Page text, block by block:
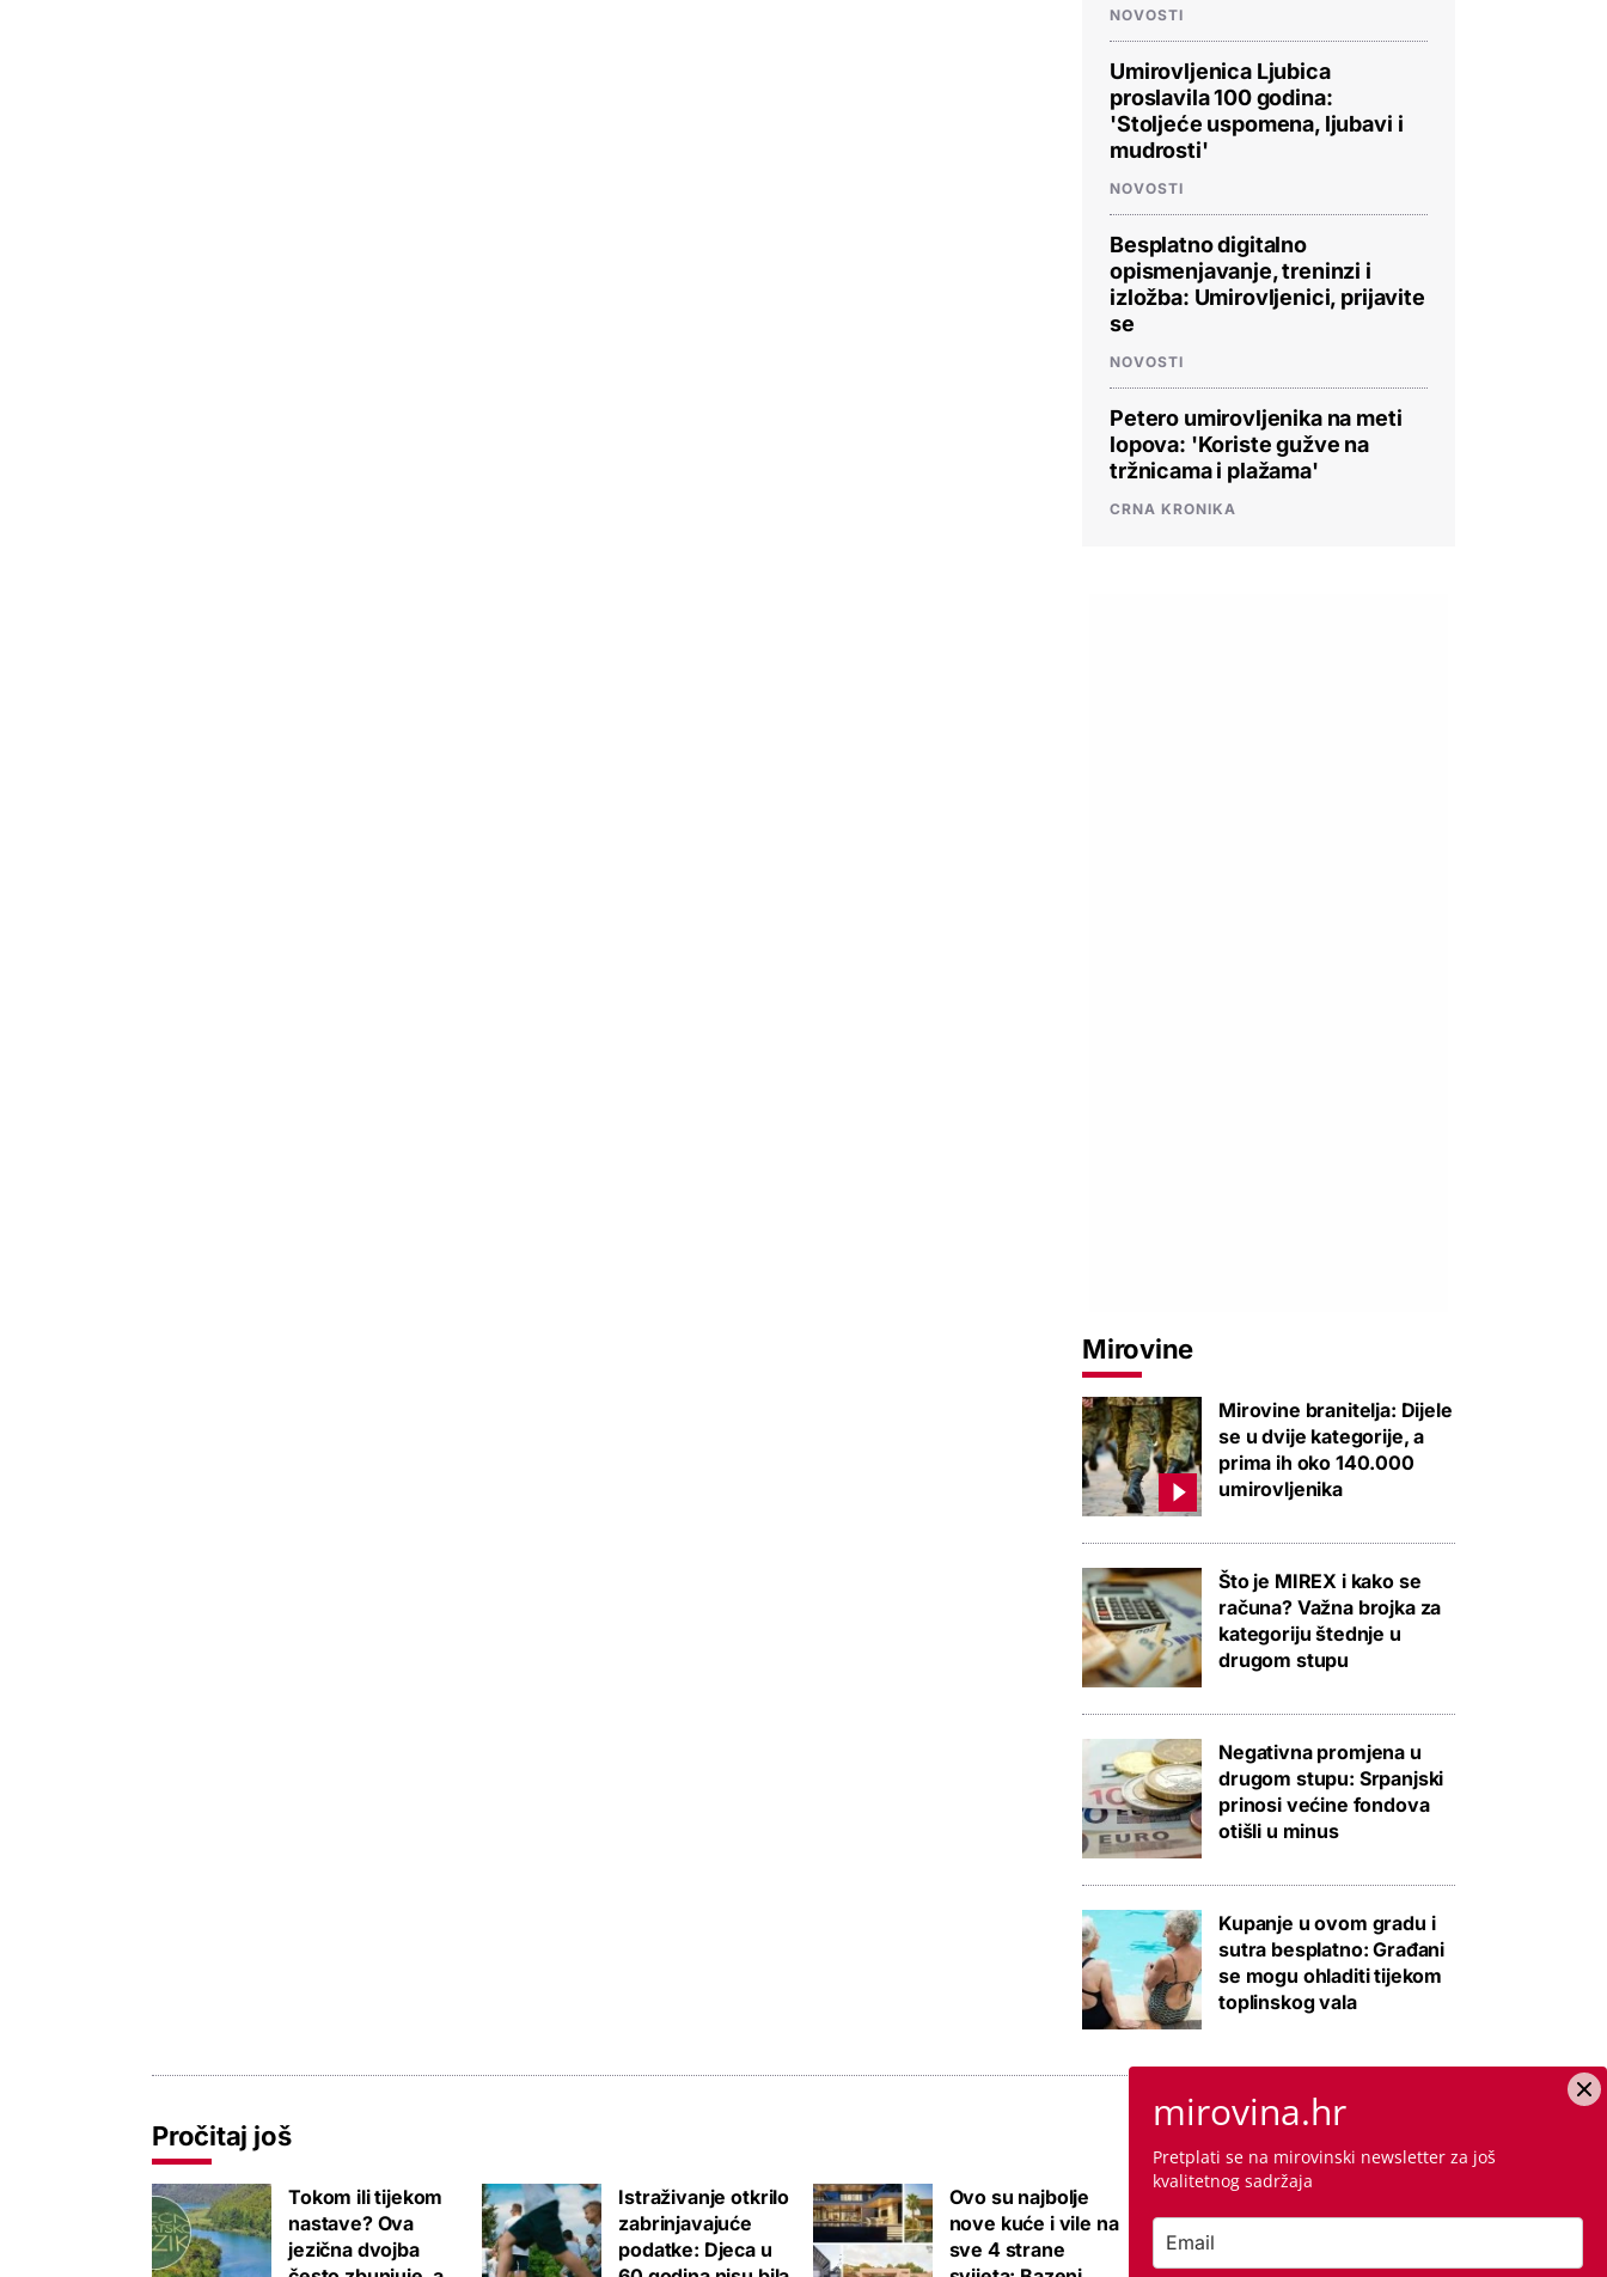
NOVOSTI
Umirovljenica Ljubica
proslavila 100 godina:
'Stoljeće uspomena, ljubavi i
mudrosti'
NOVOSTI
Besplatno digitalno
opismenjavanje, treninzi i
izložba: Umirovljenici, prijavite
se
NOVOSTI
Petero umirovljenika na meti
lopova: 'Koriste gužve na
tržnicama i plažama'
CRNA KRONIKA
Mirovine
Mirovine branitelja: Dijele
se u dvije kategorije, a
prima ih oko 140.000
umirovljenika
Što je MIREX i kako se
računa? Važna brojka za
kategoriju štednje u
drugom stupu
Negativna promjena u
drugom stupu: Srpanjski
prinosi većine fondova
otišli u minus
Kupanje u ovom gradu i
sutra besplatno: Građani
se mogu ohladiti tijekom
toplinskog vala
Pročitaj još
Tokom ili tijekom
nastave? Ova
jezična dvojba
Istraživanje otkrilo
zabrinjavajuće
podatke: Djeca u
Ovo su najbolje
nove kuće i vile na
sve 4 strane
Nema više 'sin mi
se ženi pa izađi iz
mirovina.hr
Pretplati se na mirovinski newsletter za još
kvalitetnog sadržaja